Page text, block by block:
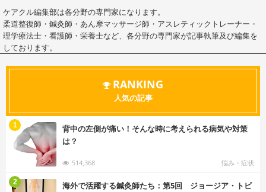
ケアクル編集部は各分野の専門家になります。
柔道整復師・鍼灸師・あん摩マッサージ師・アスレティックトレーナー・
理学療法士・看護師・栄養士など、各分野の専門家が記事執筆及び編集を
しております。
RANKING
人気の記事
背中の左側が痛い！そんな時に考えられる病気や対策
は？
514,368 悩み・症状
1
海外で活躍する鍼灸師たち：第5回 ジョージア・トビ
2